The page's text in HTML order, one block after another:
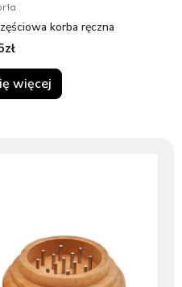
korba ręczna
zł
więcej